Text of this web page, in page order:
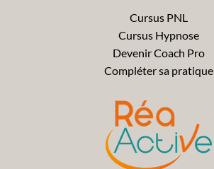
Cursus PNL
Cursus Hypnose
Devenir Coach Pro
Compléter sa pratique